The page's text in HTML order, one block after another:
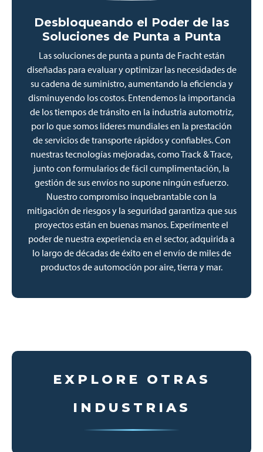
Desbloqueando el Poder de las
Soluciones de Punta a Punta
Las soluciones de punta a punta de Fracht están
diseñadas para evaluar y optimizar las necesidades de
su cadena de suministro, aumentando la eficiencia y
disminuyendo los costos. Entendemos la importancia
de los tiempos de tránsito en la industria automotriz,
por lo que somos líderes mundiales en la prestación
de servicios de transporte rápidos y confiables. Con
nuestras tecnologías mejoradas, como Track & Trace,
junto con formularios de fácil cumplimentación, la
gestión de sus envíos no supone ningún esfuerzo.
Nuestro compromiso inquebrantable con la
mitigación de riesgos y la seguridad garantiza que sus
proyectos están en buenas manos. Experimente el
poder de nuestra experiencia en el sector, adquirida a
lo largo de décadas de éxito en el envío de miles de
productos de automoción por aire, tierra y mar.
EXPLORE OTRAS
INDUSTRIAS